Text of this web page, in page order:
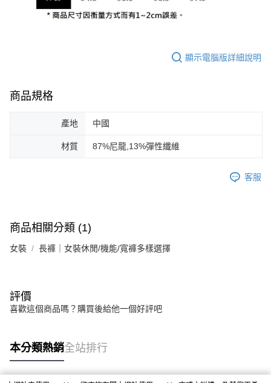
顯示電腦版詳細說明
商品規格
產地 中國
材質 87%尼龍,13%彈性纖維
客服
商品相關分類 (1)
女裝 長褲｜女裝休閒/機能/寬褲多樣選擇
評價
喜歡這個商品嗎？購買後給他一個好評吧
本分類熱銷全站排行